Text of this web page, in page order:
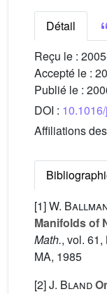
Détail
Reçu le :
Accepté le :
Publié le :
DOI :
Affiliations
[1]W.
Manifolds of
Math., vol. 61,
MA, 1985
[2]J. Bland